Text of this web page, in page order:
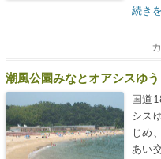
続き
潮風公園みなとオアシスゆう
国道
シス
じめ
あい